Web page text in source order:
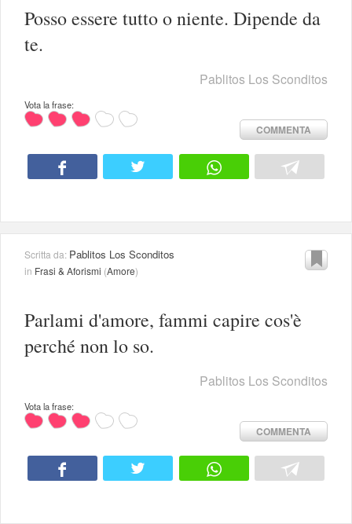
Posso essere tutto o niente. Dipende da
te.
Pablitos Los Sconditos
Vota la frase:
COMMENTA
Scritta da: Pablitos Los Sconditos
in Frasi & Aforismi (Amore)
Parlami d'amore, fammi capire cos'è
perché non lo so.
Pablitos Los Sconditos
Vota la frase:
COMMENTA